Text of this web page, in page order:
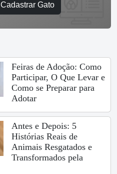
Cadastrar Gato
Feiras de Adoção: Como
Participar, O Que Levar e
Como se Preparar para
Adotar
Antes e Depois: 5
Histórias Reais de
Animais Resgatados e
Transformados pela